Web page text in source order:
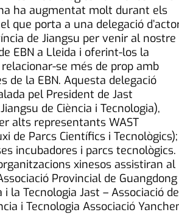
ha augmentat molt durant els
que porta a una delegació
de Jiangsu per venir al nostre
EBN a Lleida i oferint-los la
se més de prop amb
de la EBN. Aquesta delegació
pel President de Jast
de Ciència i Tecnologia),
alts representants WAST
de Parcs Científics i Tecnològics);
incubadores i parcs tecnològics.
xinesos assistiran al
Provincial de Guangdong
i la Tecnologia Jast – Associació de
i Tecnologia Associació